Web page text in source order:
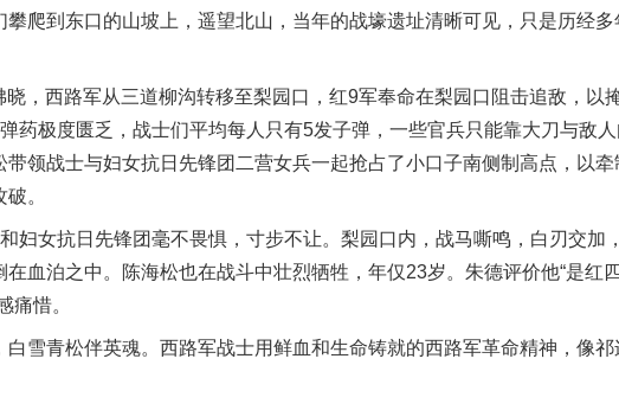
攀爬到东口的山坡上，遥望北山，当年的战壕遗址清晰可见，只是历经
西路军从三道柳沟转移至梨园口，红9军奉命在梨园口阻击追敌，以
药极度匮乏，战士们平均每人只有5发子弹，一些官兵只能靠大刀与敌
带领战士与妇女抗日先锋团二营女兵一起抢占了小口子南侧制高点，以
。
女抗日先锋团毫不畏惧，寸步不让。梨园口内，战马嘶鸣，白刃交加
在血泊之中。陈海松也在战斗中壮烈牺牲，年仅23岁。朱德评价他“是红
痛惜。
青松伴英魂。西路军战士用鲜血和生命铸就的西路军革命精神，像祁